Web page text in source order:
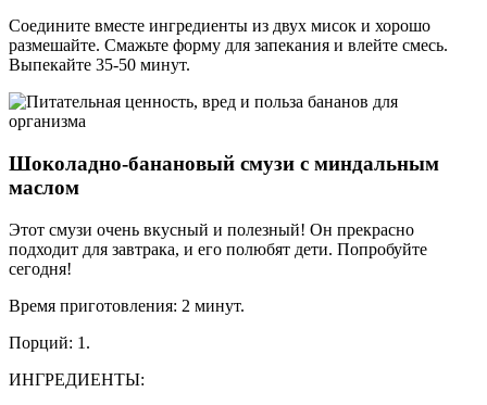
Соедините вместе ингредиенты из двух мисок и хорошо
размешайте. Смажьте форму для запекания и влейте смесь.
Выпекайте 35-50 минут.
Шоколадно-банановый смузи с миндальным
маслом
Этот смузи очень вкусный и полезный! Он прекрасно
подходит для завтрака, и его полюбят дети. Попробуйте
сегодня!
Время приготовления: 2 минут.
Порций: 1.
ИНГРЕДИЕНТЫ: